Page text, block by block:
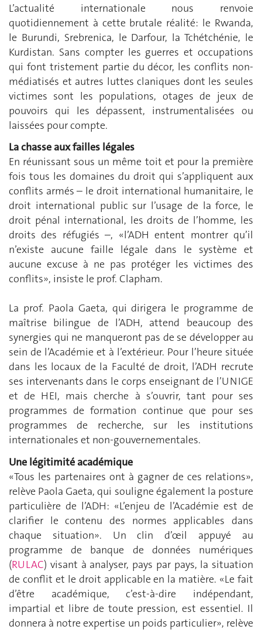
L’actualité internationale nous renvoie
quotidiennement à cette brutale réalité: le Rwanda,
le Burundi, Srebrenica, le Darfour, la Tchétchénie, le
Kurdistan. Sans compter les guerres et occupations
qui font tristement partie du décor, les conflits non-
médiatisés et autres luttes claniques dont les seules
victimes sont les populations, otages de jeux de
pouvoirs qui les dépassent, instrumentalisées ou
laissées pour compte.
La chasse aux failles légales
En réunissant sous un même toit et pour la première
fois tous les domaines du droit qui s’appliquent aux
conflits armés – le droit international humanitaire, le
droit international public sur l’usage de la force, le
droit pénal international, les droits de l’homme, les
droits des réfugiés –, «l’ADH entent montrer qu’il
n’existe aucune faille légale dans le système et
aucune excuse à ne pas protéger les victimes des
conflits», insiste le prof. Clapham.
La prof. Paola Gaeta, qui dirigera le programme de
maîtrise bilingue de l’ADH, attend beaucoup des
synergies qui ne manqueront pas de se développer au
sein de l’Académie et à l’extérieur. Pour l’heure située
dans les locaux de la Faculté de droit, l’ADH recrute
ses intervenants dans le corps enseignant de l’UNIGE
et de HEI, mais cherche à s’ouvrir, tant pour ses
programmes de formation continue que pour ses
programmes de recherche, sur les institutions
internationales et non-gouvernementales.
Une légitimité académique
«Tous les partenaires ont à gagner de ces relations»,
relève Paola Gaeta, qui souligne également la posture
particulière de l’ADH: «L’enjeu de l’Académie est de
clarifier le contenu des normes applicables dans
chaque situation». Un clin d’œil appuyé au
programme de banque de données numériques
(RULAC) visant à analyser, pays par pays, la situation
de conflit et le droit applicable en la matière. «Le fait
d’être académique, c’est-à-dire indépendant,
impartial et libre de toute pression, est essentiel. Il
donnera à notre expertise un poids particulier», relève